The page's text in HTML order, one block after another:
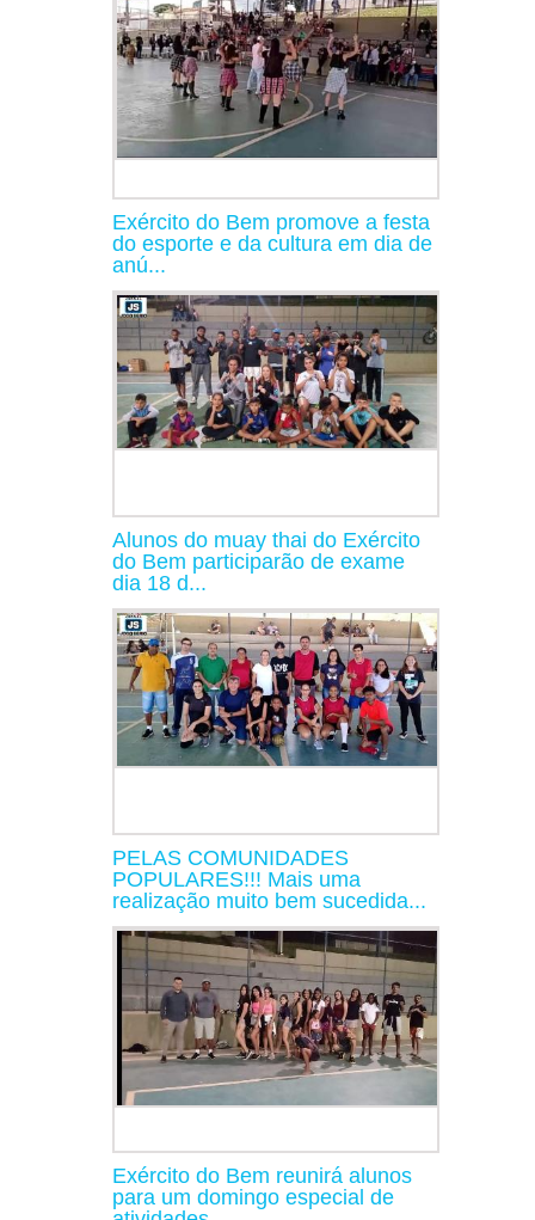
Exército do Bem promove a festa
do esporte e da cultura em dia de
anú...
Alunos do muay thai do Exército
do Bem participarão de exame
dia 18 d...
PELAS COMUNIDADES
POPULARES!!! Mais uma
realização muito bem sucedida...
Exército do Bem reunirá alunos
para um domingo especial de